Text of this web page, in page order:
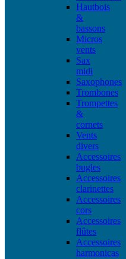
Hautbois
&
bassons
Micros
vents
Sax
midi
Saxophones
Trombones
Trompettes
&
cornets
Vents
divers
Accessoires
bugles
Accessoires
clarinettes
Accessoires
cors
Accessoires
flûtes
Accessoires
harmonicas